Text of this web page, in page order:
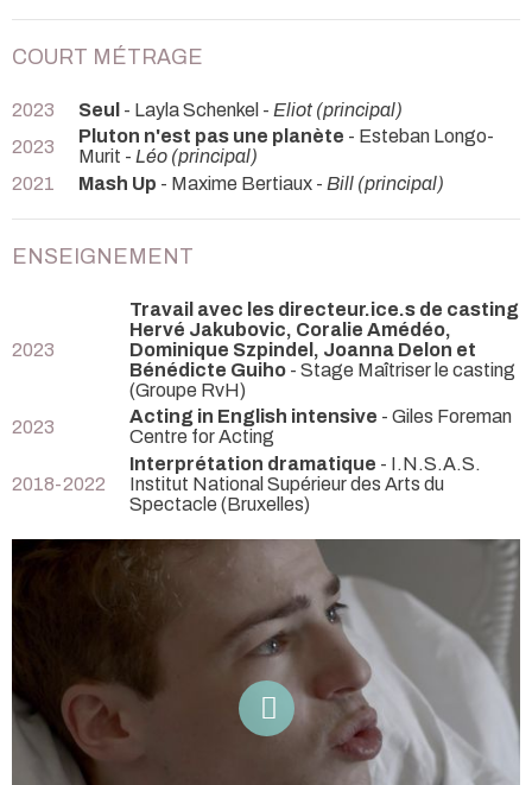
COURT MÉTRAGE
2023 Seul - Layla Schenkel - Eliot (principal)
2023
Pluton n'est pas une planète - Esteban Longo-
Murit - Léo (principal)
2021
Mash Up - Maxime Bertiaux - Bill (principal)
ENSEIGNEMENT
2023
Travail avec les directeur.ice.s de casting
Hervé Jakubovic, Coralie Amédéo,
Dominique Szpindel, Joanna Delon et
Bénédicte Guiho - Stage Maîtriser le casting
(Groupe RvH)
2023
Acting in English intensive - Giles Foreman
Centre for Acting
2018-2022
Interprétation dramatique - I.N.S.A.S.
Institut National Supérieur des Arts du
Spectacle (Bruxelles)